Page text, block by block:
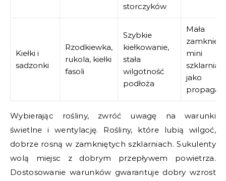
storczyków
Kiełki i
sadzonki
Rzodkiewka,
rukola, kiełki
fasoli
Szybkie
kiełkowanie,
stała
wilgotność
podłoża
Mała
zamknięta
mini
szklarnia
jako
Wybierając rośliny, zwróć uwagę na warunki
świetlne i wentylację. Rośliny, które lubią wilgoć,
dobrze rosną w zamkniętych szklarniach. Sukulenty
wolą miejsc z dobrym przepływem powietrza.
Dostosowanie warunków gwarantuje dobry wzrost